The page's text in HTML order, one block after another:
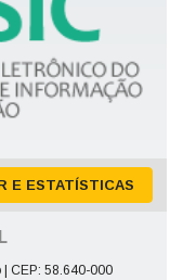
E ESTATÍSTICAS
CEP: 58.640-000